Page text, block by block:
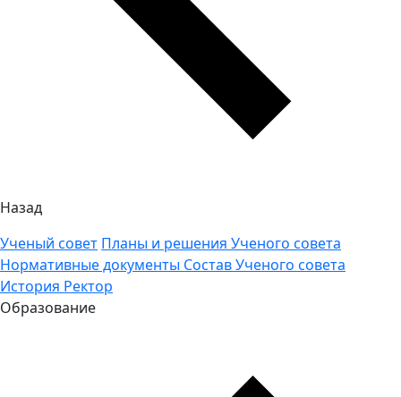
Назад
Ученый совет Планы и решения Ученого совета
Нормативные документы Состав Ученого совета
История Ректор
Образование